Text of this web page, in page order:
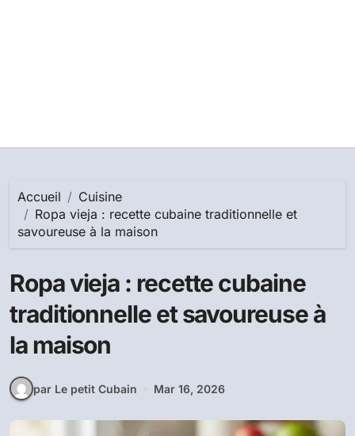
Accueil
Cuisine
Ropa vieja : recette cubaine traditionnelle et
savoureuse à la maison
Ropa vieja : recette cubaine
traditionnelle et savoureuse à
la maison
par Le petit Cubain Mar 16, 2026